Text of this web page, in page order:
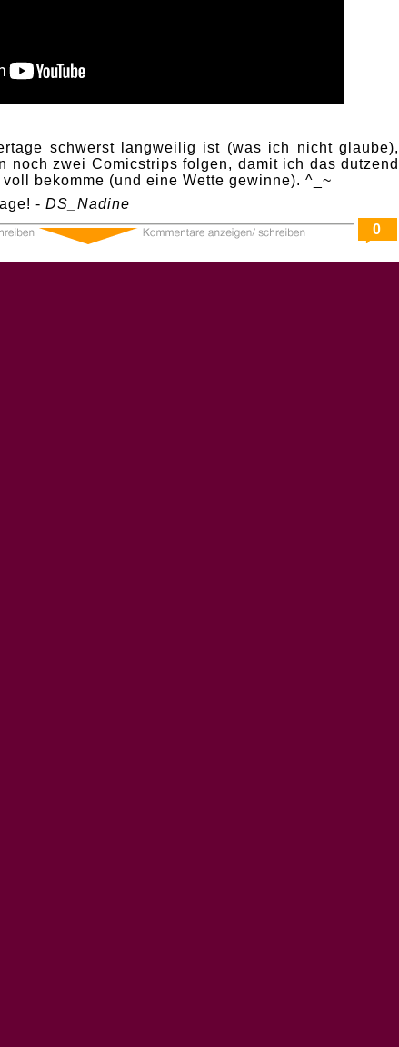
schwerst langweilig ist (was ich nicht glaube),
noch zwei Comicstrips folgen, damit ich das dutzend
bekomme (und eine Wette gewinne). ^_~
- DS_Nadine
0